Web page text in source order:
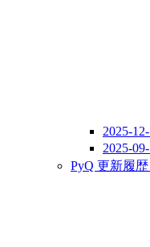
2025-
2025-
PyQ 更新履